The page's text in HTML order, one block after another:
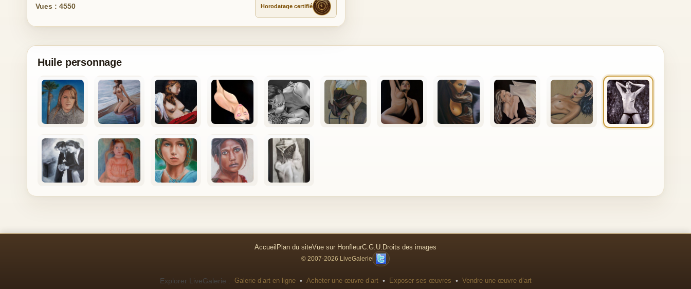
Vues : 4550 Horodatage certifié
Huile personnage
AccueilPlan du siteVue sur HonfleurC.G.U. Droits des images
© 2007-2026 LiveGalerie
Explorer LiveGalerie : Galerie d’art en ligne • Acheter une œuvre d’art • Exposer ses œuvres • Vendre une œuvre d’art